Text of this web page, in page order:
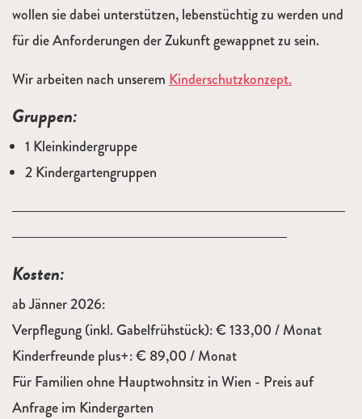
wollen sie dabei unterstützen, lebenstüchtig zu werden und
für die Anforderungen der Zukunft gewappnet zu sein.
Wir arbeiten nach unserem Kinderschutzkonzept.
Gruppen:
1 Kleinkindergruppe
2 Kindergartengruppen
Kosten:
ab Jänner 2026:
Verpflegung (inkl. Gabelfrühstück): € 133,00 / Monat
Kinderfreunde plus+: € 89,00 / Monat
Für Familien ohne Hauptwohnsitz in Wien - Preis auf
Anfrage im Kindergarten